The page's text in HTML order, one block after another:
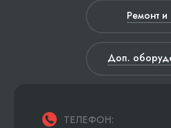
Ремонт
Доп.
ТЕЛЕФОН: